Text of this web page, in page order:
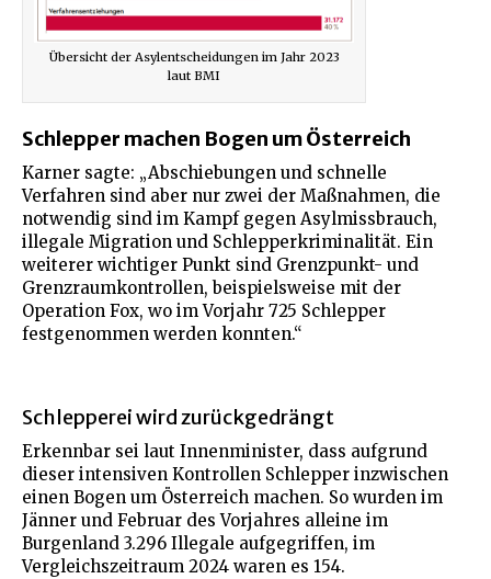
Übersicht der Asylentscheidungen im Jahr 2023
laut BMI
Schlepper machen Bogen um Österreich
Karner sagte: „Abschiebungen und schnelle
Verfahren sind aber nur zwei der Maßnahmen, die
notwendig sind im Kampf gegen Asylmissbrauch,
illegale Migration und Schlepperkriminalität. Ein
weiterer wichtiger Punkt sind Grenzpunkt- und
Grenzraumkontrollen, beispielsweise mit der
Operation Fox, wo im Vorjahr 725 Schlepper
festgenommen werden konnten.“
Schlepperei wird zurückgedrängt
Erkennbar sei laut Innenminister, dass aufgrund
dieser intensiven Kontrollen Schlepper inzwischen
einen Bogen um Österreich machen. So wurden im
Jänner und Februar des Vorjahres alleine im
Burgenland 3.296 Illegale aufgegriffen, im
Vergleichszeitraum 2024 waren es 154.